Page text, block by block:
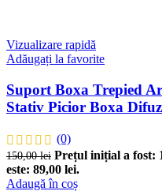
Vizualizare rapidă
Adăugați la favorite
Suport Boxa Trepied
Stativ Picior Boxa
(0)
150,00lei Prețul inițial a fost:
este: 89,00 lei.
Adaugă în coș